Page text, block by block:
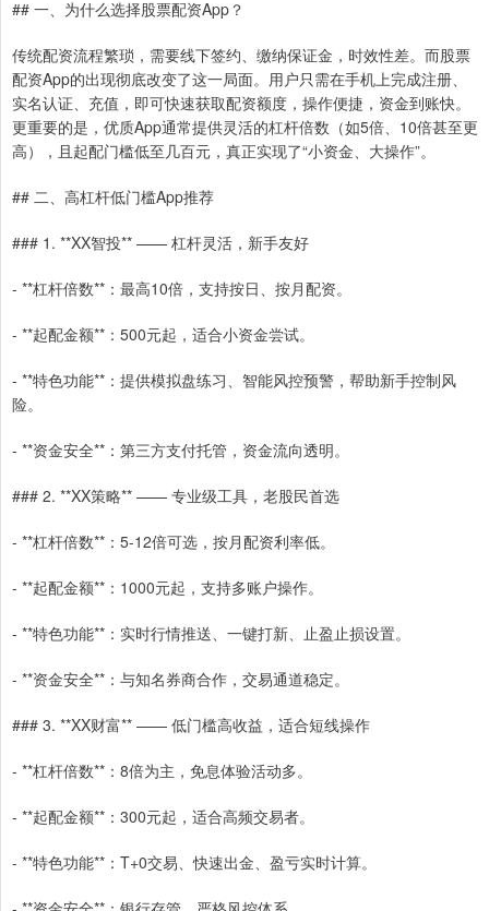
## 一、为什么选择股票配资App？
传统配资流程繁琐，需要线下签约、缴纳保证金，时效性差。而股票
配资App的出现彻底改变了这一局面。用户只需在手机上完成注册、
实名认证、充值，即可快速获取配资额度，操作便捷，资金到账快。
更重要的是，优质App通常提供灵活的杠杆倍数（如5倍、10倍甚至更
高），且起配门槛低至几百元，真正实现了“小资金、大操作”。
## 二、高杠杆低门槛App推荐
### 1. **XX智投** —— 杠杆灵活，新手友好
- **杠杆倍数**：最高10倍，支持按日、按月配资。
- **起配金额**：500元起，适合小资金尝试。
- **特色功能**：提供模拟盘练习、智能风控预警，帮助新手控制风
险。
- **资金安全**：第三方支付托管，资金流向透明。
### 2. **XX策略** —— 专业级工具，老股民首选
- **杠杆倍数**：5-12倍可选，按月配资利率低。
- **起配金额**：1000元起，支持多账户操作。
- **特色功能**：实时行情推送、一键打新、止盈止损设置。
- **资金安全**：与知名券商合作，交易通道稳定。
### 3. **XX财富** —— 低门槛高收益，适合短线操作
- **杠杆倍数**：8倍为主，免息体验活动多。
- **起配金额**：300元起，适合高频交易者。
- **特色功能**：T+0交易、快速出金、盈亏实时计算。